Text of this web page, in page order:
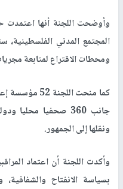
ومحطات الاقتراع لمتابعة
كما منحت
جانب 360 صحفيا
ونقلها إلى الجمهور.
وأكدت اللجنة أن اعتماد
بسياسة الانفتاح